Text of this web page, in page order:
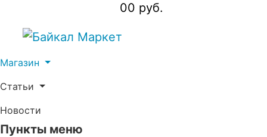
00 руб.
Магазин
Статьи
Новости
Пункты меню